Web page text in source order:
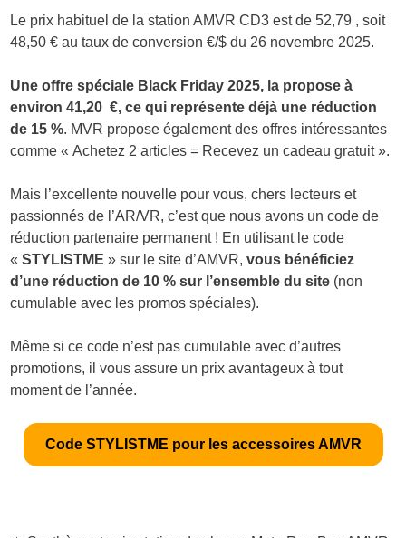
Le prix habituel de la station AMVR CD3 est de 52,79 , soit
48,50 € au taux de conversion €/$ du 26 novembre 2025.
Une offre spéciale Black Friday 2025, la propose à
environ 41,20 €, ce qui représente déjà une réduction
de 15 %. MVR propose également des offres intéressantes
comme « Achetez 2 articles = Recevez un cadeau gratuit ».
Mais l’excellente nouvelle pour vous, chers lecteurs et
passionnés de l’AR/VR, c’est que nous avons un code de
réduction partenaire permanent ! En utilisant le code
«STYLISTME » sur le site d’AMVR, vous bénéficiez
d’une réduction de 10 % sur l’ensemble du site (non
cumulable avec les promos spéciales).
Même si ce code n’est pas cumulable avec d’autres
promotions, il vous assure un prix avantageux à tout
moment de l’année.
Code STYLISTME pour les accessoires AMVR